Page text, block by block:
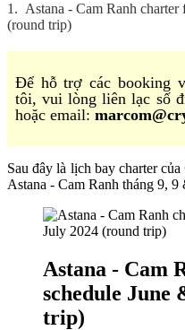
1. Astana - Cam Ranh
(round trip)
Để hỗ trợ các booking
tôi, vui lòng liên lạc số
hoặc email:
Sau đây là lịch bay charter của
Astana - Cam Ranh tháng 9,
Astana - Cam
schedule June
trip)